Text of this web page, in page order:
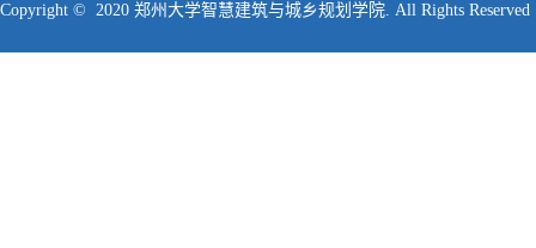
Copyright © 2020 郑州大学智慧建筑与城乡规划学院. All Rights Reserved